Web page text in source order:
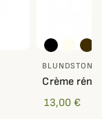
BLUNDSTONE
Crème
13,00 €